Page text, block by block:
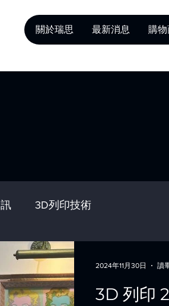
關於瑞思 最新消息 購
3D列印技術
3D 列印
2024年11月30日 讀